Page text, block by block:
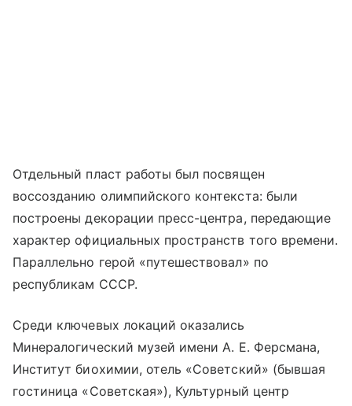
Отдельный пласт работы был посвящен
воссозданию олимпийского контекста: были
построены декорации пресс-центра, передающие
характер официальных пространств того времени.
Параллельно герой «путешествовал» по
республикам СССР.
Среди ключевых локаций оказались
Минералогический музей имени А. Е. Ферсмана,
Институт биохимии, отель «Советский» (бывшая
гостиница «Советская»), Культурный центр